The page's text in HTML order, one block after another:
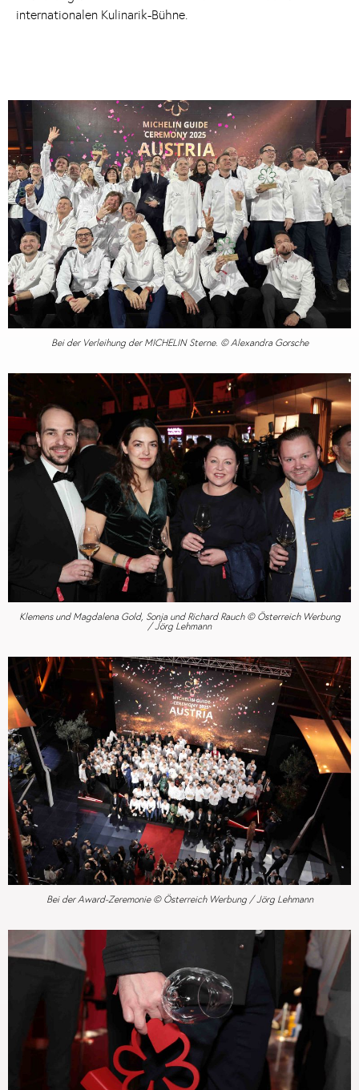
internationalen Kulinarik-Bühne.
Bei der Verleihung der MICHELIN Sterne. © Alexandra Gorsche
Klemens und Magdalena Gold, Sonja und Richard Rauch © Österreich Werbung
/ Jörg Lehmann
Bei der Award-Zeremonie © Österreich Werbung / Jörg Lehmann